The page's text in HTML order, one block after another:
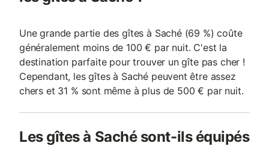
Une grande partie des gîtes à Saché (69 %) coûte
généralement moins de 100 € par nuit. C'est la
destination parfaite pour trouver un gîte pas cher !
Cependant, les gîtes à Saché peuvent être assez
chers et 31 % sont même à plus de 500 € par nuit.
Les gîtes à Saché sont-ils équipés